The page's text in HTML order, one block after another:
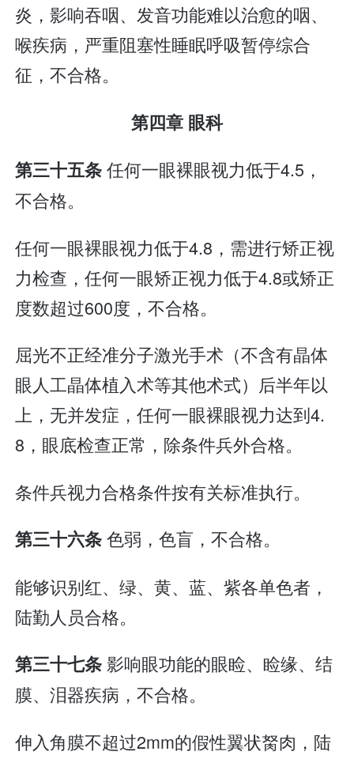
炎，影响吞咽、发音功能难以治愈的咽、
喉疾病，严重阻塞性睡眠呼吸暂停综合
征，不合格。
第四章 眼科
第三十五条任何一眼裸眼视力低于4.5，
不合格。
任何一眼裸眼视力低于4.8，需进行矫正视
力检查，任何一眼矫正视力低于4.8或矫正
度数超过600度，不合格。
屈光不正经准分子激光手术（不含有晶体
眼人工晶体植入术等其他术式）后半年以
上，无并发症，任何一眼裸眼视力达到4.
8，眼底检查正常，除条件兵外合格。
条件兵视力合格条件按有关标准执行。
第三十六条色弱，色盲，不合格。
能够识别红、绿、黄、蓝、紫各单色者，
陆勤人员合格。
第三十七条影响眼功能的眼睑、睑缘、结
膜、泪器疾病，不合格。
伸入角膜不超过2mm的假性翼状胬肉，陆